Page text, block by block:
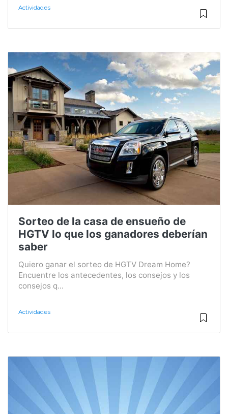
Actividades
Sorteo de la casa de ensueño de
HGTV lo que los ganadores deberían
saber
Quiero ganar el sorteo de HGTV Dream Home?
Encuentre los antecedentes, los consejos y los
consejos q...
Actividades